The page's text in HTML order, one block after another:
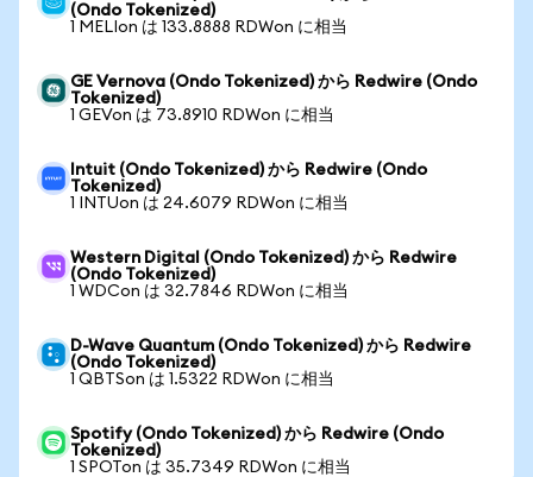
(Ondo Tokenized)
1 MELIon は 133.8888 RDWon に相当
GE Vernova (Ondo Tokenized) から Redwire (Ondo
Tokenized)
1 GEVon は 73.8910 RDWon に相当
Intuit (Ondo Tokenized) から Redwire (Ondo
Tokenized)
1 INTUon は 24.6079 RDWon に相当
Western Digital (Ondo Tokenized) から Redwire
(Ondo Tokenized)
1 WDCon は 32.7846 RDWon に相当
D-Wave Quantum (Ondo Tokenized) から Redwire
(Ondo Tokenized)
1 QBTSon は 1.5322 RDWon に相当
Spotify (Ondo Tokenized) から Redwire (Ondo
Tokenized)
1 SPOTon は 35.7349 RDWon に相当